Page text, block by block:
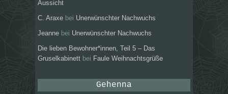
Aussicht
C. Araxe bei Unerwünschter Nachwuchs
Jeanne bei Unerwünschter Nachwuchs
Die lieben Bewohner*innen, Teil 5 – Das
Gruselkabinett bei Faule Weihnachtsgrüße
Gehenna